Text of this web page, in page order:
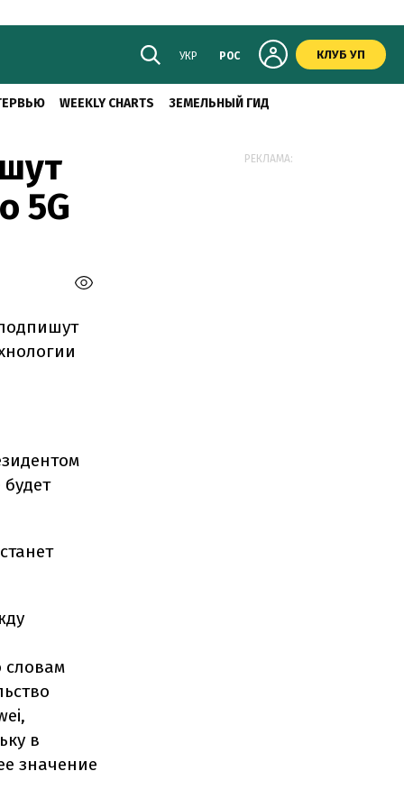
УКР РОС КЛУБ УП
WEEKLY CHARTS ЗЕМЕЛЬНЫЙ ГИД
5G
словам
в
значение
РЕКЛАМА: